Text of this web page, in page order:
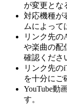
が変更とな
対応機種が
ムによって
リンク先の
や楽曲の配
確認くださ
リンク先の
を十分にご
YouTube動
す。